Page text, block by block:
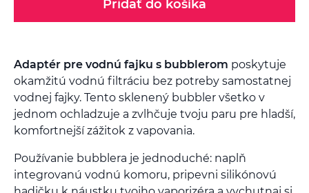
Pridať do košíka
Adaptér pre vodnú fajku s bubblerom poskytuje
okamžitú vodnú filtráciu bez potreby samostatnej
vodnej fajky. Tento sklenený bubbler všetko v
jednom ochladzuje a zvlhčuje tvoju paru pre hladší,
komfortnejší zážitok z vapovania.
Používanie bubblera je jednoduché: naplň
integrovanú vodnú komoru, pripevni silikónovú